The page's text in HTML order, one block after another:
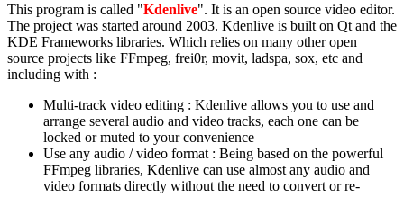
This program is called "Kdenlive". It is an open source video editor.
The project was started around 2003. Kdenlive is built on Qt and the
KDE Frameworks libraries. Which relies on many other open
source projects like FFmpeg, frei0r, movit, ladspa, sox, etc and
including with :
Multi-track video editing : Kdenlive allows you to use and
arrange several audio and video tracks, each one can be
locked or muted to your convenience
Use any audio / video format : Being based on the powerful
FFmpeg libraries, Kdenlive can use almost any audio and
video formats directly without the need to convert or re-